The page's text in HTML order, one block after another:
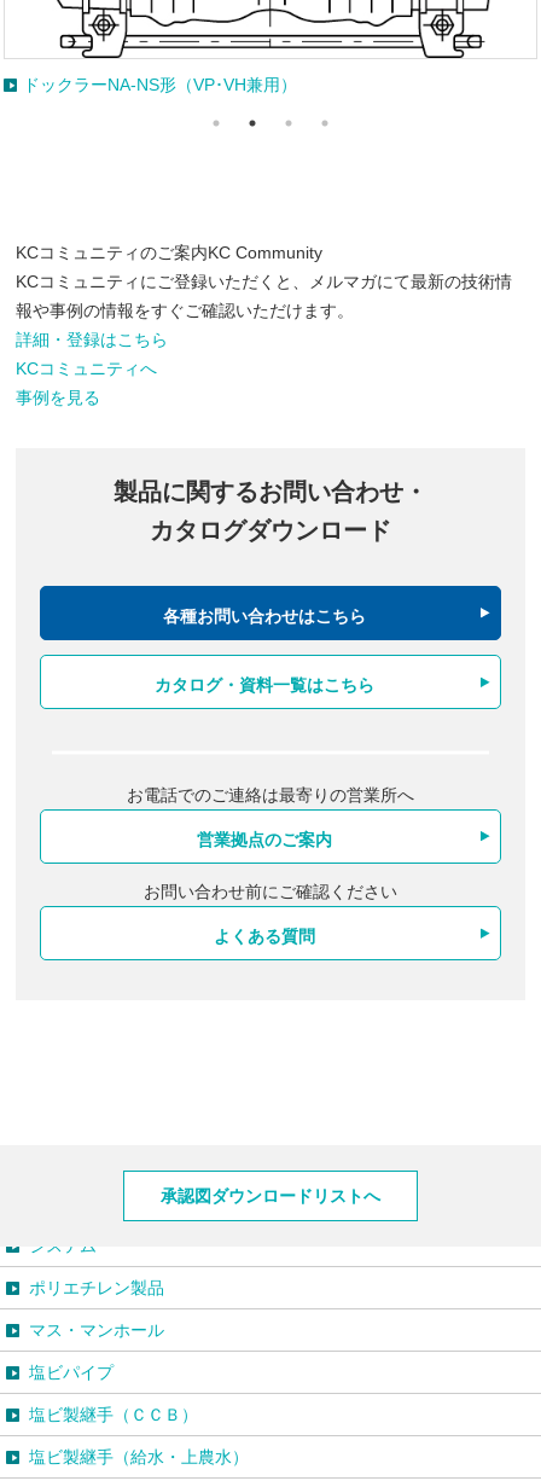
ドックラーNA-NV形（VP･VH兼用）
KCコミュニティのご案内KC Community
KCコミュニティにご登録いただくと、メルマガにて最新の技術情
報や事例の情報をすぐご確認いただけます。
詳細・登録はこちら
KCコミュニティへ
事例を見る
製品に関するお問い合わせ・
カタログダウンロード
各種お問い合わせはこちら
カタログ・資料一覧はこちら
お電話でのご連絡は最寄りの営業所へ
営業拠点のご案内
お問い合わせ前にご確認ください
よくある質問
承認図ダウンロードリストへ
システム
ポリエチレン製品
マス・マンホール
塩ビパイプ
塩ビ製継手（ＣＣＢ）
塩ビ製継手（給水・上農水）